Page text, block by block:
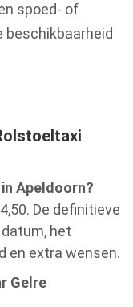
spoed- of
beschikbaarheid
Apeldoorn?
De definitieve
het
en extra wensen.
Gelre